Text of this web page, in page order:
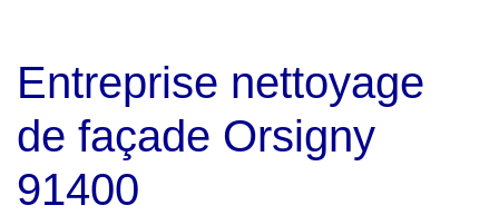
Entreprise nettoyage
de façade Orsigny
91400